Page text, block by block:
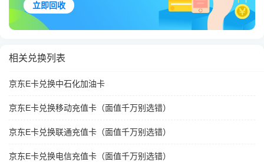
立即回收
相关兑换列表
京东E卡兑换中石化加油卡
京东E卡兑换移动充值卡（面值千万别选错）
京东E卡兑换联通充值卡（面值千万别选错）
京东E卡兑换电信充值卡（面值千万别选错）